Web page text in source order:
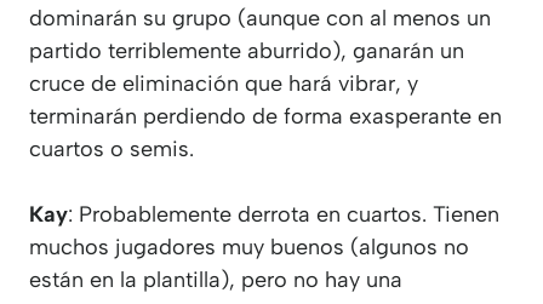
dominarán su grupo (aunque con al menos un
partido terriblemente aburrido), ganarán un
cruce de eliminación que hará vibrar, y
terminarán perdiendo de forma exasperante en
cuartos o semis.
Kay: Probablemente derrota en cuartos. Tienen
muchos jugadores muy buenos (algunos no
están en la plantilla), pero no hay una